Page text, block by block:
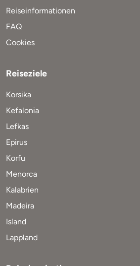
Reiseinformationen
FAQ
Cookies
Reiseziele
Korsika
Kefalonia
Lefkas
Epirus
Korfu
Menorca
Kalabrien
Madeira
Island
Lappland